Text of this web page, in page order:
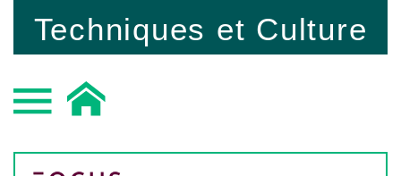
Techniques et Culture